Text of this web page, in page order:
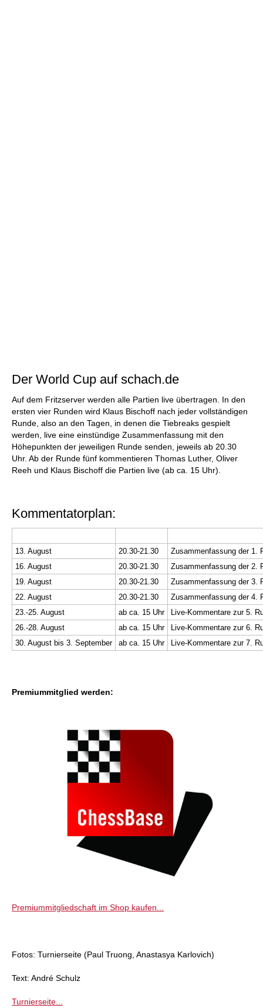
Der World Cup auf schach.de
Auf dem Fritzserver werden alle Partien live übertragen. In den
ersten vier Runden wird Klaus Bischoff nach jeder vollständigen
Runde, also an den Tagen, in denen die Tiebreaks gespielt
werden, live eine einstündige Zusammenfassung mit den
Höhepunkten der jeweiligen Runde senden, jeweils ab 20.30
Uhr. Ab der Runde fünf kommentieren Thomas Luther, Oliver
Reeh und Klaus Bischoff die Partien live (ab ca. 15 Uhr).
Kommentatorplan:
13. August 20.30-21.30
Zusammenfassung der 1.
16. August
20.30-21.30
Zusammenfassung der 2.
19. August
20.30-21.30
Zusammenfassung der 3.
22. August
20.30-21.30
Zusammenfassung der 4.
23.-25. August
ab ca. 15 Uhr
Live-Kommentare zur 5.
26.-28. August
ab ca. 15 Uhr
Live-Kommentare zur 6.
30. August bis 3. September
ab ca. 15 Uhr Live-Kommentare zur 7.
Premiummitglied werden:
Premiummitgliedschaft im Shop kaufen...
Fotos: Turnierseite (Paul Truong, Anastasya Karlovich)
Text: André Schulz
Turnierseite...